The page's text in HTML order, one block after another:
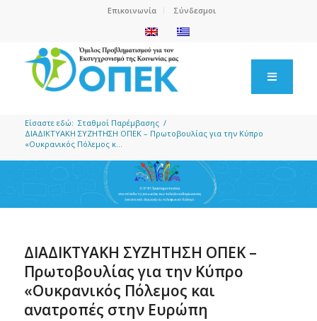
Επικοινωνία Σύνδεσμοι
Είσαστε εδώ: Σταθμοί Παρέμβασης /
ΔΙΑΔΙΚΤΥΑΚΗ ΣΥΖΗΤΗΣΗ ΟΠΕΚ – Πρωτοβουλίας για την Κύπρο
«Ουκρανικός Πόλεμος κ...
ΔΙΑΔΙΚΤΥΑΚΗ ΣΥΖΗΤΗΣΗ ΟΠΕΚ –
Πρωτοβουλίας για την Κύπρο
«Ουκρανικός Πόλεμος και
ανατροπές στην Ευρώπη